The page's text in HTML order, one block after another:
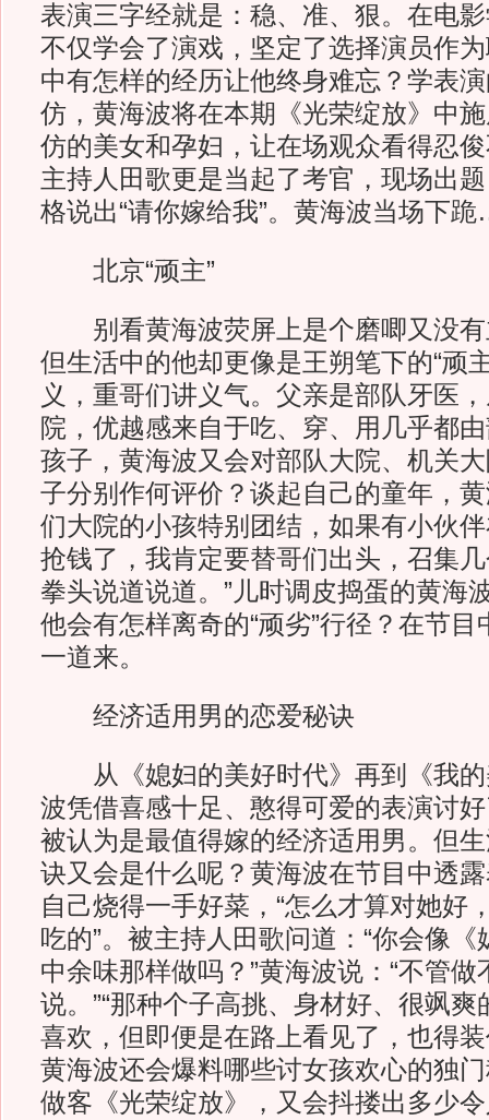
表演三字经就是：稳、准、狠。在电
不仅学会了演戏，坚定了选择演员作
中有怎样的经历让他终身难忘？学表
仿，黄海波将在本期《光荣绽放》中
仿的美女和孕妇，让在场观众看得忍
主持人田歌更是当起了考官，现场出
格说出“请你嫁给我”。黄海波当场下
北京“顽主”
别看黄海波荧屏上是个磨唧又没有
但生活中的他却更像是王朔笔下的“顽
义，重哥们讲义气。父亲是部队牙医
院，优越感来自于吃、穿、用几乎都
孩子，黄海波又会对部队大院、机关
子分别作何评价？谈起自己的童年，
们大院的小孩特别团结，如果有小伙
抢钱了，我肯定要替哥们出头，召集
拳头说道说道。”儿时调皮捣蛋的黄海
他会有怎样离奇的“顽劣”行径？在节
一道来。
经济适用男的恋爱秘诀
从《媳妇的美好时代》再到《我的
波凭借喜感十足、憨得可爱的表演讨
被认为是最值得嫁的经济适用男。但
诀又会是什么呢？黄海波在节目中透
自己烧得一手好菜，“怎么才算对她好
吃的”。被主持人田歌问道：“你会像
中余味那样做吗？”黄海波说：“不管
说。”“那种个子高挑、身材好、很飒
喜欢，但即便是在路上看见了，也得
黄海波还会爆料哪些讨女孩欢心的独
做客《光荣绽放》，又会抖搂出多少